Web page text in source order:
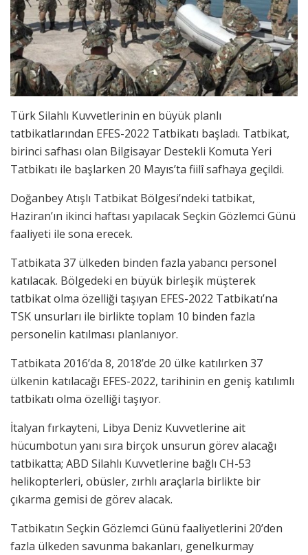
Türk Silahlı Kuvvetlerinin en büyük planlı
tatbikatlarından EFES-2022 Tatbikatı başladı. Tatbikat,
birinci safhası olan Bilgisayar Destekli Komuta Yeri
Tatbikatı ile başlarken 20 Mayıs’ta fiilî safhaya geçildi.
Doğanbey Atışlı Tatbikat Bölgesi’ndeki tatbikat,
Haziran’ın ikinci haftası yapılacak Seçkin Gözlemci Günü
faaliyeti ile sona erecek.
Tatbikata 37 ülkeden binden fazla yabancı personel
katılacak. Bölgedeki en büyük birleşik müşterek
tatbikat olma özelliği taşıyan EFES-2022 Tatbikatı’na
TSK unsurları ile birlikte toplam 10 binden fazla
personelin katılması planlanıyor.
Tatbikata 2016’da 8, 2018’de 20 ülke katılırken 37
ülkenin katılacağı EFES-2022, tarihinin en geniş katılımlı
tatbikatı olma özelliği taşıyor.
İtalyan fırkayteni, Libya Deniz Kuvvetlerine ait
hücumbotun yanı sıra birçok unsurun görev alacağı
tatbikatta; ABD Silahlı Kuvvetlerine bağlı CH-53
helikopterleri, obüsler, zırhlı araçlarla birlikte bir
çıkarma gemisi de görev alacak.
Tatbikatın Seçkin Gözlemci Günü faaliyetlerini 20’den
fazla ülkeden savunma bakanları, genelkurmay